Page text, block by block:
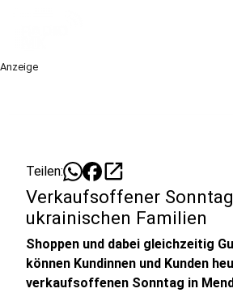
Anzeige
Teilen: open_in_new
Verkaufsoffener
ukrainischen Familien
Shoppen und dabei gleichzeitig
können Kundinnen und Kunden
verkaufsoffenen Sonntag in